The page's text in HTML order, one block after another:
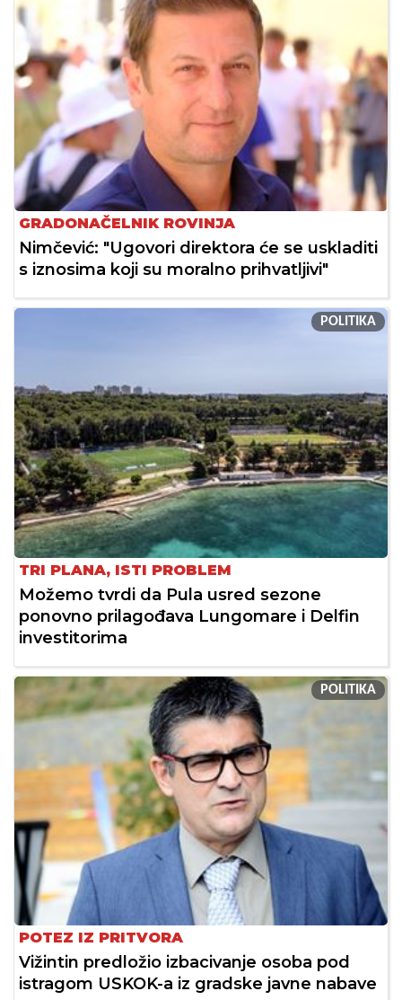
GRADONAČELNIK ROVINJA
Nimčević: "Ugovori direktora će se uskladiti
s iznosima koji su moralno prihvatljivi"
POLITIKA
TRI PLANA, ISTI PROBLEM
Možemo tvrdi da Pula usred sezone
ponovno prilagođava Lungomare i Delfin
investitorima
POLITIKA
POTEZ IZ PRITVORA
Vižintin predložio izbacivanje osoba pod
istragom USKOK-a iz gradske javne nabave